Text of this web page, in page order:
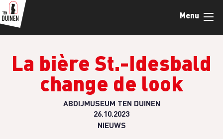
Skip
to
main
Menu
La bière St.-Idesbald
change de look
ABDIJMUSEUM TEN DUINEN
26.10.2023
NIEUWS